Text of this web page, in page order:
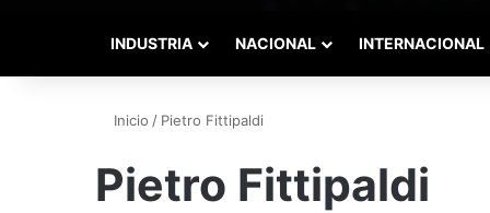
INDUSTRIA NACIONAL INTERNACIONAL
Inicio / Pietro Fittipaldi
Pietro Fittipaldi